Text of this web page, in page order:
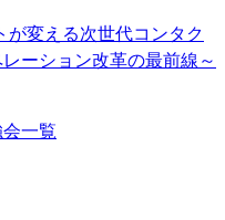
が変える次世代コンタク
ーション改革の最前線～
一覧